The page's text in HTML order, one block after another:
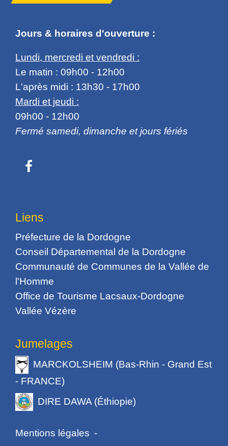
Jours & horaires d'ouverture :
Lundi, mercredi et vendredi :
Le matin : 09h00 - 12h00
L'après midi : 13h30 - 17h00
Mardi et jeudi :
09h00 - 12h00
Fermé samedi, dimanche et jours fériés
Liens
Préfecture de la Dordogne
Conseil Départemental de la Dordogne
Communauté de Communes de la Vallée de
l'Homme
Office de Tourisme Lacsaux-Dordogne
Vallée Vézère
Jumelages
MARCKOLSHEIM (Bas-Rhin - Grand Est
- FRANCE)
DIRE DAWA (Éthiopie)
Mentions légales -